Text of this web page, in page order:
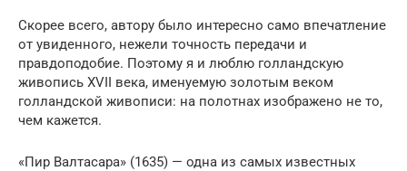
Скорее всего, автору было интересно само впечатление
от увиденного, нежели точность передачи и
правдоподобие. Поэтому я и люблю голландскую
живопись XVII века, именуемую золотым веком
голландской живописи: на полотнах изображено не то,
чем кажется.
«Пир Валтасара» (1635) — одна из самых известных